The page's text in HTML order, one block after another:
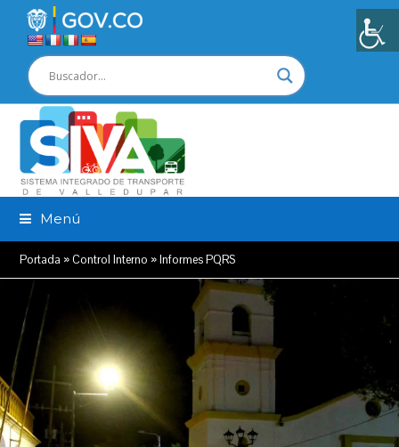
Menú
Portada »Control Interno »Informes PQRS